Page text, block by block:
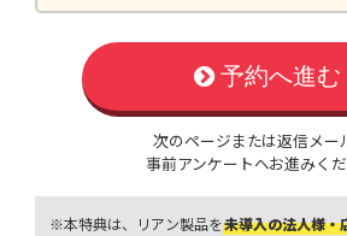
予約へ進む
次のページまたは返信メー
事前アンケートへお進みくだ
※本特典は、リアン製品を未導入の法人様・